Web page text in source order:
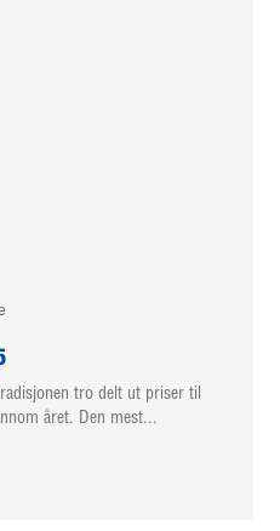
tro delt ut priser til
året. Den mest...